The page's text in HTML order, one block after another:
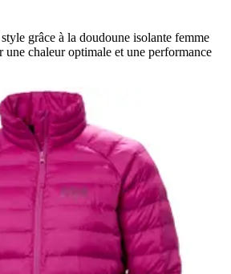
grâce à la doudoune isolante femme
chaleur optimale et une performance